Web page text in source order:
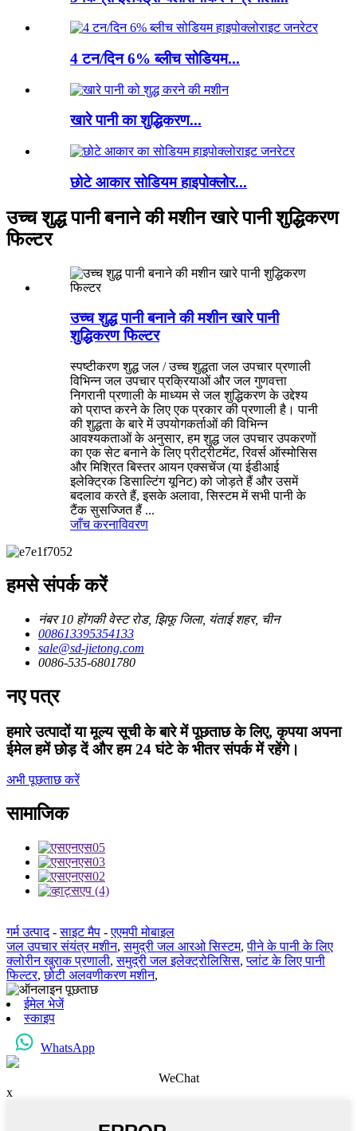
4 टन/दिन 6% ब्लीच सोडियम...
खारे पानी का शुद्धिकरण...
छोटे आकार सोडियम हाइपोक्लोर...
उच्च शुद्ध पानी बनाने की मशीन खारे पानी शुद्धिकरण
फिल्टर
उच्च शुद्ध पानी बनाने की मशीन खारे पानी
शुद्धिकरण फिल्टर
स्पष्टीकरण शुद्ध जल / उच्च शुद्धता जल उपचार प्रणाली
विभिन्न जल उपचार प्रक्रियाओं और जल गुणवत्ता
निगरानी प्रणाली के माध्यम से जल शुद्धिकरण के उद्देश्य
को प्राप्त करने के लिए एक प्रकार की प्रणाली है। पानी
की शुद्धता के बारे में उपयोगकर्ताओं की विभिन्न
आवश्यकताओं के अनुसार, हम शुद्ध जल उपचार उपकरणों
का एक सेट बनाने के लिए प्रीट्रीटमेंट, रिवर्स ऑस्मोसिस
और मिश्रित बिस्तर आयन एक्सचेंज (या ईडीआई
इलेक्ट्रिक डिसाल्टिंग यूनिट) को जोड़ते हैं और उसमें
बदलाव करते हैं, इसके अलावा, सिस्टम में सभी पानी के
टैंक सुसज्जित हैं ...
जाँच करनाविवरण
हमसे संपर्क करें
नंबर 10 होंगकी वेस्ट रोड, झिफू जिला, यंताई शहर, चीन
008613395354133
sale@sd-jietong.com
0086-535-6801780
नए पत्र
हमारे उत्पादों या मूल्य सूची के बारे में पूछताछ के लिए, कृपया अपना
ईमेल हमें छोड़ दें और हम 24 घंटे के भीतर संपर्क में रहेंगे।
अभी पूछताछ करें
सामाजिक
गर्म उत्पाद-साइट मैप -एएमपी मोबाइल
जल उपचार संयंत्र मशीन,समुद्री जल आरओ सिस्टम,पीने के पानी के लिए
क्लोरीन खुराक प्रणाली,समुद्री जल इलेक्ट्रोलिसिस,प्लांट के लिए पानी
फिल्टर,छोटी अलवणीकरण मशीन,
ईमेल भेजें
स्काइप
WhatsApp
WeChat
x